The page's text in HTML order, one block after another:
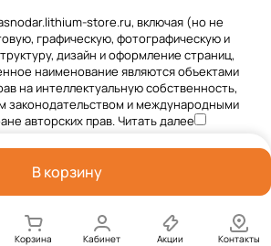
В корзину
Корзина Кабинет Акции Контакты
store.ru, включая (но не
графическую, фотографическую и
дизайн и оформление страниц,
наименование являются объектами
на интеллектуальную собственность,
законодательством и международными
авторских прав.Читать далее